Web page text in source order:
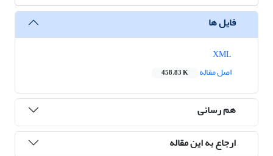
فایل ها
اصل مقاله
458.83 K
هم رسانی
ارجاع به این مقاله